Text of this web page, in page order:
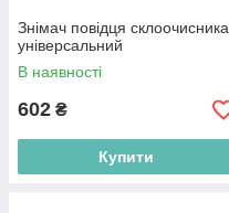
Знімач повідця склоочисника
універсальний
В наявності
602 ₴
Купити